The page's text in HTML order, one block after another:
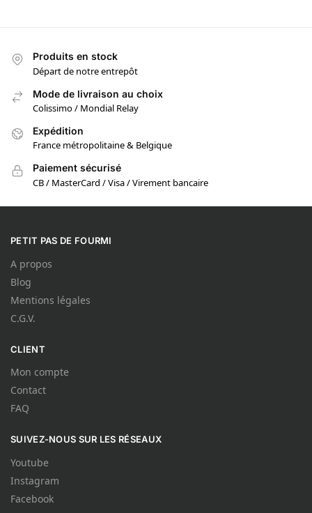
Produits en stock
Départ de notre entrepôt
Mode de livraison au choix
Colissimo / Mondial Relay
Expédition
France métropolitaine & Belgique
Paiement sécurisé
CB / MasterCard / Visa / Virement bancaire
PETIT PAS DE FOURMI
A propos
Blog
Mentions légales
C.G.V.
CLIENT
Mon compte
Contact
FAQ
SUIVEZ-NOUS SUR LES RÉSEAUX
Youtube
Instagram
Facebook